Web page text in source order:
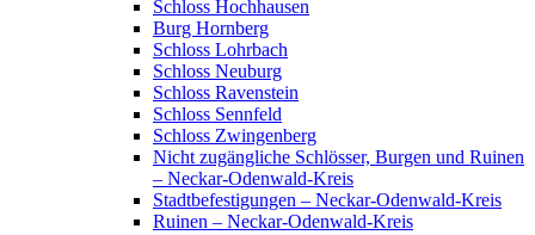
Schloss Hochhausen
Burg Hornberg
Schloss Lohrbach
Schloss Neuburg
Schloss Ravenstein
Schloss Sennfeld
Schloss Zwingenberg
Nicht zugängliche Schlösser, Burgen und Ruinen
– Neckar-Odenwald-Kreis
Stadtbefestigungen – Neckar-Odenwald-Kreis
Ruinen – Neckar-Odenwald-Kreis